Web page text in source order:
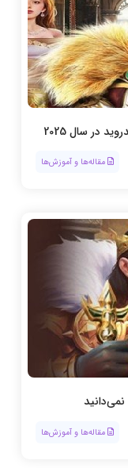
در سال 2025
مقاله‌ها و آموزش‌ها
مقاله‌ها و آموزش‌ها